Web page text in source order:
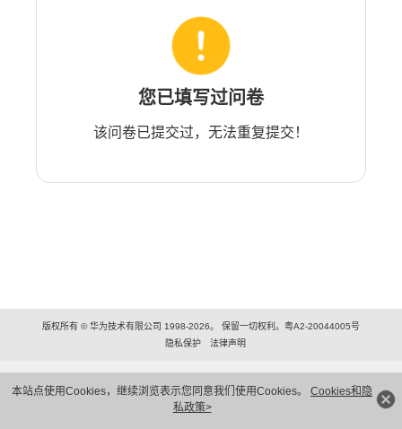
本站点使用Cookies，继续浏览表示您同意我们使用Cookies。 Cookies和隐
私政策>
您已填写过问卷
该问卷已提交过，无法重复提交！
版权所有 © 华为技术有限公司 1998-2026。 保留一切权利。粤A2-20044005号
隐私保护
法律声明